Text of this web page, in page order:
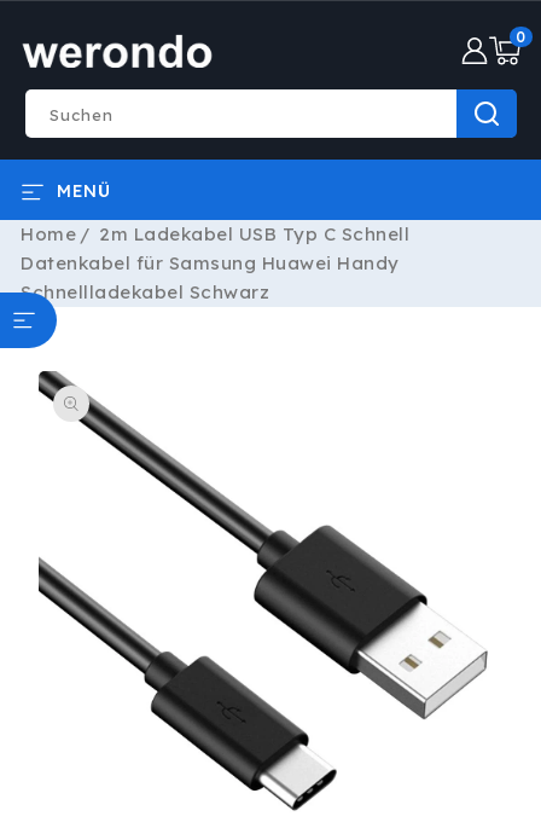
DIREKT
INHALT
Suchen
0
MENÜ
Home
2m Ladekabel USB Typ C Schnell
Datenkabel für Samsung Huawei Handy
Schnellladekabel Schwarz